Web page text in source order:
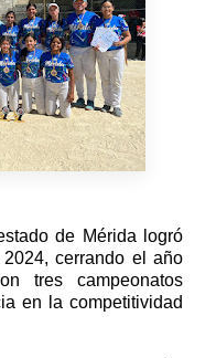
de Mérida logró
cerrando el año
tres campeonatos
en la competitividad